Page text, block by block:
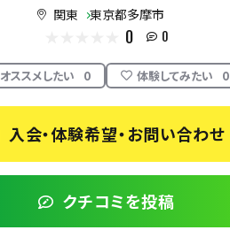
関東 東京都多摩市
0 0
オススメしたい 0 体験してみたい 0
入会・体験希望・お問い合わせ
クチコミを投稿